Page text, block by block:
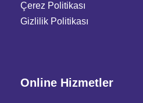
Çerez Politikası
Gizlilik Politikası
Online Hizmetler